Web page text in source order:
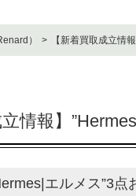
） 【新着買取成立情
立情報】
エルメス”3